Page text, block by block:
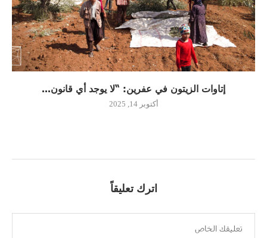
إتاوات الزيتون في عفرين: “لا يوجد أي قانون...
أكتوبر 14, 2025
اترك تعليقاً